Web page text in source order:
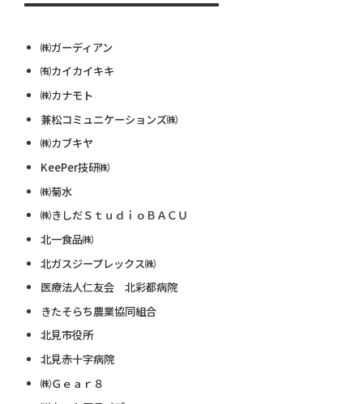
㈱ガーディアン
㈲カイカイキキ
㈱カナモト
兼松コミュニケーションズ㈱
㈱カブキヤ
KeePer技研㈱
㈱菊水
㈱きしだＳｔｕｄｉｏＢＡＣＵ
北一食品㈱
北ガスジープレックス㈱
医療法人仁友会 北彩都病院
きたそらち農業協同組合
北見市役所
北見赤十字病院
㈱Ｇｅａｒ８